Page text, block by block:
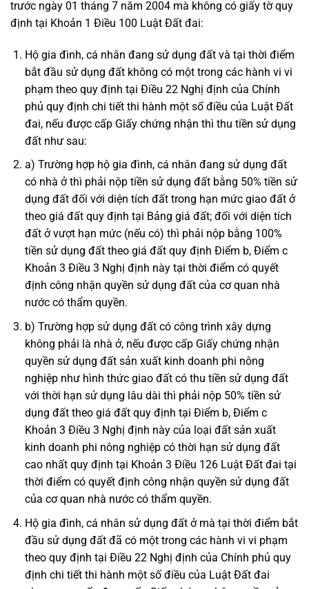
trước ngày 01 tháng 7 năm 2004 mà không có giấy tờ quy
định tại Khoản 1 Điều 100 Luật Đất đai:
Hộ gia đình, cá nhân đang sử dụng đất và tại thời điểm
bắt đầu sử dụng đất không có một trong các hành vi vi
phạm theo quy định tại Điều 22 Nghị định của Chính
phủ quy định chi tiết thi hành một số điều của Luật Đất
đai, nếu được cấp Giấy chứng nhận thì thu tiền sử dụng
đất như sau:
a) Trường hợp hộ gia đình, cá nhân đang sử dụng đất
có nhà ở thì phải nộp tiền sử dụng đất bằng 50% tiền sử
dụng đất đối với diện tích đất trong hạn mức giao đất ở
theo giá đất quy định tại Bảng giá đất; đối với diện tích
đất ở vượt hạn mức (nếu có) thì phải nộp bằng 100%
tiền sử dụng đất theo giá đất quy định Điểm b, Điểm c
Khoản 3 Điều 3 Nghị định này tại thời điểm có quyết
định công nhận quyền sử dụng đất của cơ quan nhà
nước có thẩm quyền.
b) Trường hợp sử dụng đất có công trình xây dựng
không phải là nhà ở, nếu được cấp Giấy chứng nhận
quyền sử dụng đất sản xuất kinh doanh phi nông
nghiệp như hình thức giao đất có thu tiền sử dụng đất
với thời hạn sử dụng lâu dài thì phải nộp 50% tiền sử
dụng đất theo giá đất quy định tại Điểm b, Điểm c
Khoản 3 Điều 3 Nghị định này của loại đất sản xuất
kinh doanh phi nông nghiệp có thời hạn sử dụng đất
cao nhất quy định tại Khoản 3 Điều 126 Luật Đất đai tại
thời điểm có quyết định công nhận quyền sử dụng đất
của cơ quan nhà nước có thẩm quyền.
Hộ gia đình, cá nhân sử dụng đất ở mà tại thời điểm bắt
đầu sử dụng đất đã có một trong các hành vi vi phạm
theo quy định tại Điều 22 Nghị định của Chính phủ quy
định chi tiết thi hành một số điều của Luật Đất đai